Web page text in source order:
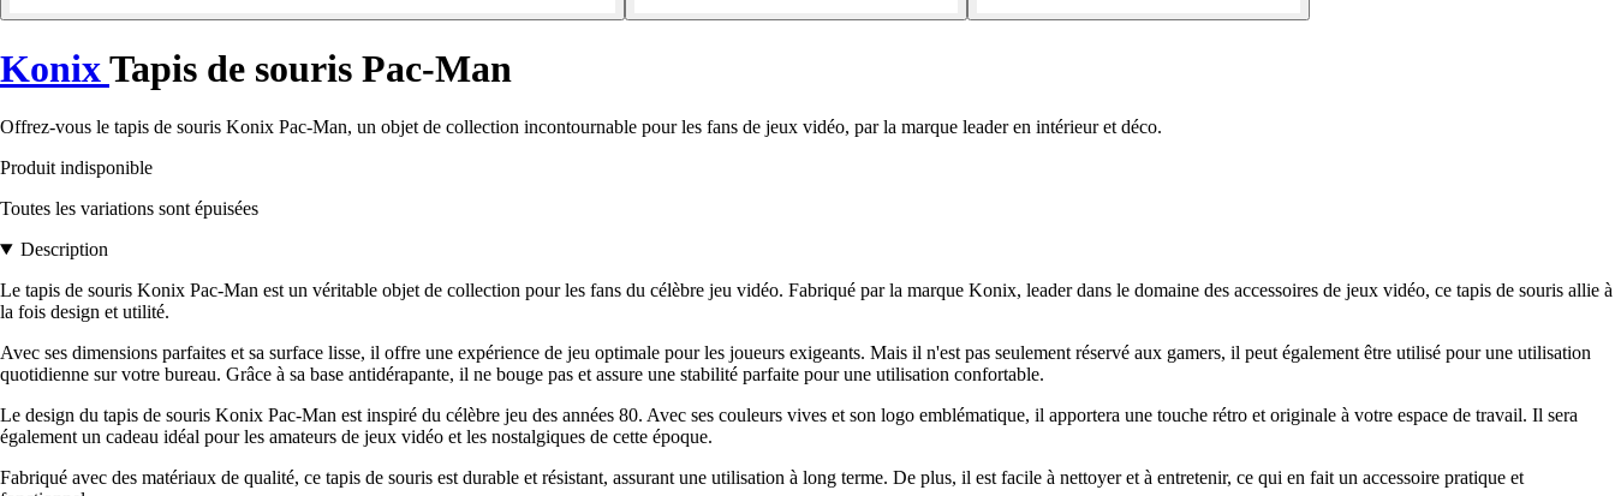
KonixTapis de souris Pac-Man
Offrez-vous le tapis de souris Konix Pac-Man, un objet de collection incontournable pour les fans de jeux vidéo, par la marque leader en intérieur et déco.
Produit indisponible
Toutes les variations sont épuisées
Description
Le tapis de souris Konix Pac-Man est un véritable objet de collection pour les fans du célèbre jeu vidéo. Fabriqué par la marque Konix, leader dans le domaine des accessoires de jeux vidéo, ce tapis de souris allie à
la fois design et utilité.
Avec ses dimensions parfaites et sa surface lisse, il offre une expérience de jeu optimale pour les joueurs exigeants. Mais il n'est pas seulement réservé aux gamers, il peut également être utilisé pour une utilisation
quotidienne sur votre bureau. Grâce à sa base antidérapante, il ne bouge pas et assure une stabilité parfaite pour une utilisation confortable.
Le design du tapis de souris Konix Pac-Man est inspiré du célèbre jeu des années 80. Avec ses couleurs vives et son logo emblématique, il apportera une touche rétro et originale à votre espace de travail. Il sera
également un cadeau idéal pour les amateurs de jeux vidéo et les nostalgiques de cette époque.
Fabriqué avec des matériaux de qualité, ce tapis de souris est durable et résistant, assurant une utilisation à long terme. De plus, il est facile à nettoyer et à entretenir, ce qui en fait un accessoire pratique et